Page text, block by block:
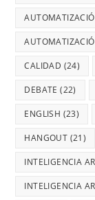
CALIDAD (24)
DEBATE (22)
ENGLISH (23)
HANGOUT (21)
INTELIGENCIA
INTELIGENCIA